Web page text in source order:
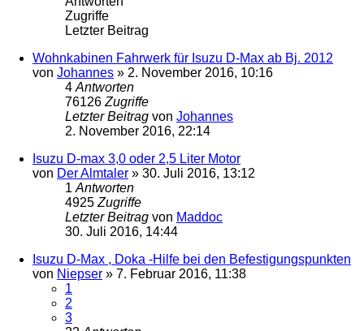
Zugriffe
Letzter Beitrag
Wohnkabinen Fahrwerk für Isuzu D-Max ab Bj. 2012
von Johannes » 2. November 2016, 10:16
4 Antworten
76126 Zugriffe
Letzter Beitrag von Johannes
2. November 2016, 22:14
Isuzu D-max 3,0 oder 2,5 Liter Motor
von Der Almtaler » 30. Juli 2016, 13:12
1 Antworten
4925 Zugriffe
Letzter Beitrag von Maddoc
30. Juli 2016, 14:44
Isuzu D-Max , Doka -Hilfe bei den Befestigungspunkten
von Niepser » 7. Februar 2016, 11:38
1
2
3